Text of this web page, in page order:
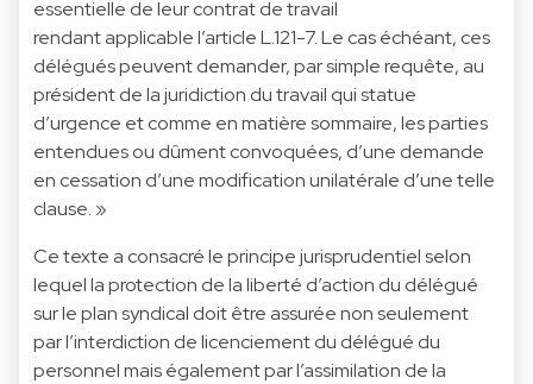
essentielle de leur contrat de travail
rendant applicable l’article L.121-7. Le cas échéant, ces
délégués peuvent demander, par simple requête, au
président de la juridiction du travail qui statue
d’urgence et comme en matière sommaire, les parties
entendues ou dûment convoquées, d’une demande
en cessation d’une modification unilatérale d’une telle
clause. »
Ce texte a consacré le principe jurisprudentiel selon
lequel la protection de la liberté d’action du délégué
sur le plan syndical doit être assurée non seulement
par l’interdiction de licenciement du délégué du
personnel mais également par l’assimilation de la